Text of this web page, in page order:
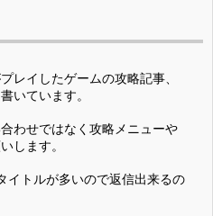
レイしたゲームの攻略記事、
いています。
わせではなく攻略メニューや
します。
イトルが多いので返信出来るの